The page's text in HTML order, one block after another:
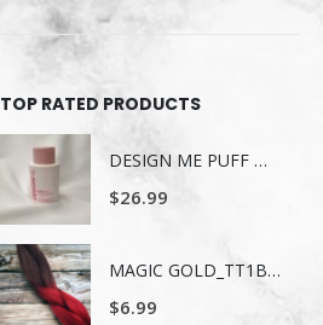
TOP RATED PRODUCTS
DESIGN ME PUFF ME VOLUMIZING CONDITIONER 300 ml
$26.99
MAGIC GOLD_TT1B_BURG
$6.99